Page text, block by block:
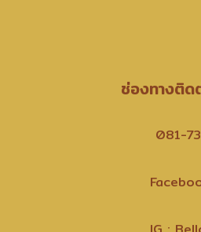
ช่องทางติด
081-